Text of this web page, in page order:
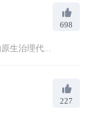
698
生治理代...
227